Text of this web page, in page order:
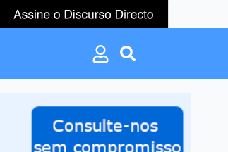
Search
Search
for: